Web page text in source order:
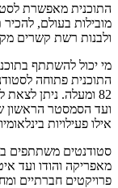
התוכנית מאפשרת
מובילות בעולם, להכיר
ולבנות רשת קשרים
מי יכול להשתתף
התוכנית פתוחה
82 ומעלה. ניתן
ועד הסמסטר הראשון
אילו פעילויות
סטודנטים משתתפים
מאפריקה והודו ועד
פרויקטים חברתיים